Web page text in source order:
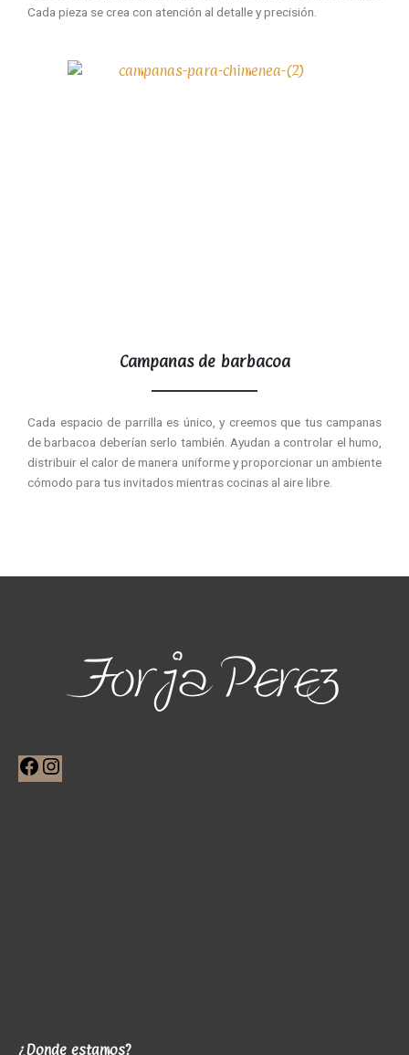
Cada pieza se crea con atención al detalle y precisión.
Campanas de barbacoa
Cada espacio de parrilla es único, y creemos que tus campanas
de barbacoa deberían serlo también. Ayudan a controlar el humo,
distribuir el calor de manera uniforme y proporcionar un ambiente
cómodo para tus invitados mientras cocinas al aire libre.
Facebook
¿Donde estamos?